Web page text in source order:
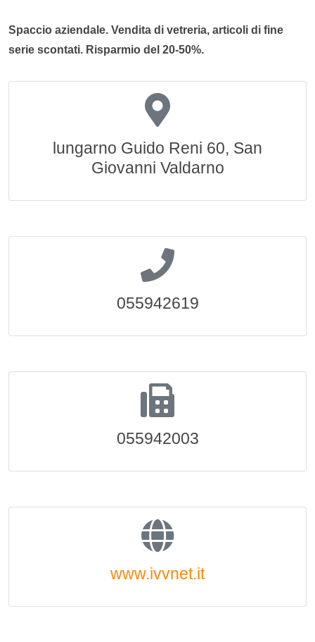
Spaccio aziendale. Vendita di vetreria, articoli di fine
serie scontati. Risparmio del 20-50%.
lungarno Guido Reni 60, San
Giovanni Valdarno
055942619
055942003
www.ivvnet.it